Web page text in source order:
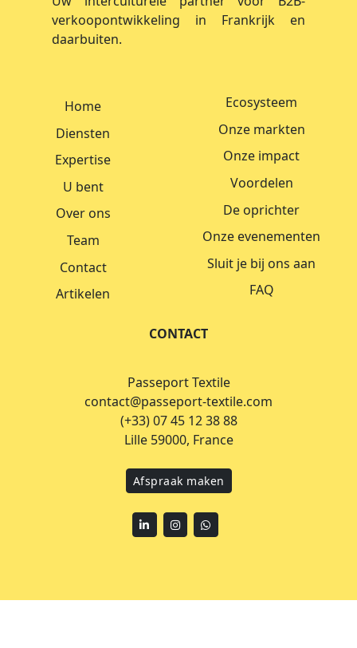
verkoopontwikkeling in Frankrijk en
daarbuiten.
Home
Diensten
Expertise
U bent
Over ons
Team
Contact
Artikelen
Ecosysteem
Onze markten
Onze impact
Voordelen
De oprichter
Onze evenementen
Sluit je bij ons aan
FAQ
CONTACT
Passeport Textile
contact@passeport-textile.com
(+33) 07 45 12 38 88
Lille 59000, France
Afspraak maken
LinkedinInstagramWhatsApp